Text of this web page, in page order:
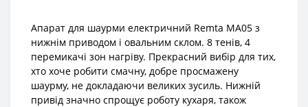
Апарат для шаурми електричний Remta MA05 з
нижнім приводом і овальним склом. 8 тенів, 4
перемикачі зон нагріву. Прекрасний вибір для тих,
хто хоче робити смачну, добре просмажену
шаурму, не докладаючи великих зусиль. Нижній
привід значно спрощує роботу кухаря, також